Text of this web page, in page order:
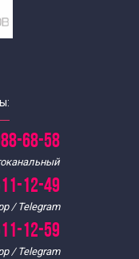
школьников
августе
в декабре
в феврале
в июле
68-58
12-49
/ Telegram
12-59
/ Telegram